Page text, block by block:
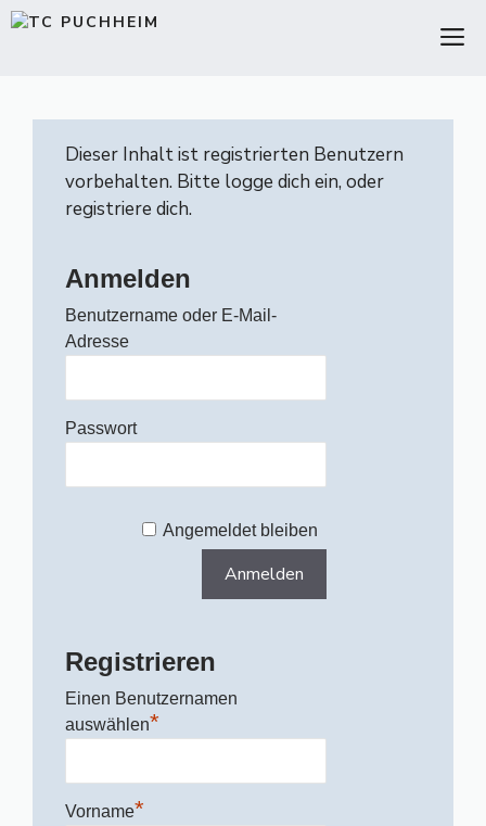
Zum
Dieser Inhalt ist registrierten Benutzern
vorbehalten. Bitte logge dich ein, oder
registriere dich.
Anmelden
Benutzername oder E-Mail-
Adresse
Passwort
Angemeldet bleiben
Registrieren
Einen Benutzernamen
auswählen*
Vorname*